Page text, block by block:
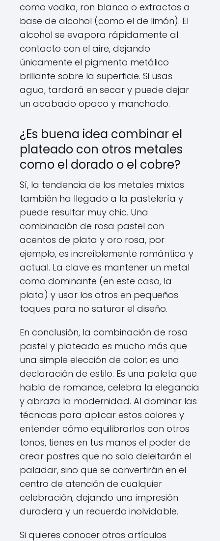
como vodka, ron blanco o extractos a
base de alcohol (como el de limón). El
alcohol se evapora rápidamente al
contacto con el aire, dejando
únicamente el pigmento metálico
brillante sobre la superficie. Si usas
agua, tardará en secar y puede dejar
un acabado opaco y manchado.
¿Es buena idea combinar el
plateado con otros metales
como el dorado o el cobre?
Sí, la tendencia de los metales mixtos
también ha llegado a la pastelería y
puede resultar muy chic. Una
combinación de rosa pastel con
acentos de plata y oro rosa, por
ejemplo, es increíblemente romántica y
actual. La clave es mantener un metal
como dominante (en este caso, la
plata) y usar los otros en pequeños
toques para no saturar el diseño.
En conclusión, la combinación de rosa
pastel y plateado es mucho más que
una simple elección de color; es una
declaración de estilo. Es una paleta que
habla de romance, celebra la elegancia
y abraza la modernidad. Al dominar las
técnicas para aplicar estos colores y
entender cómo equilibrarlos con otros
tonos, tienes en tus manos el poder de
crear postres que no solo deleitarán el
paladar, sino que se convertirán en el
centro de atención de cualquier
celebración, dejando una impresión
duradera y un recuerdo inolvidable.
Si quieres conocer otros artículos